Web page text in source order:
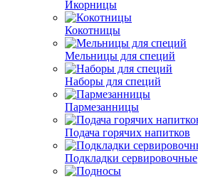
Икорницы
Кокотницы
Мельницы для специй
Наборы для специй
Пармезанницы
Подача горячих напитков
Подкладки сервировочные